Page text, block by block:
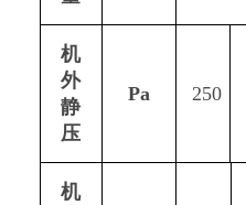
机
外
静
压
Pa 250
机